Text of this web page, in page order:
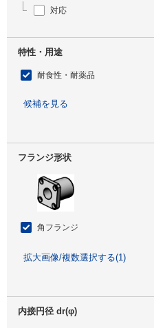
対応
特性・用途
耐食性・耐薬品
候補を見る
フランジ形状
角フランジ
拡大画像/複数選択する(1)
内接円径 dr(φ)